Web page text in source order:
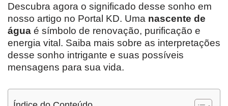
Descubra agora o significado desse sonho em
nosso artigo no Portal KD. Uma nascente de
água é símbolo de renovação, purificação e
energia vital. Saiba mais sobre as interpretações
desse sonho intrigante e suas possíveis
mensagens para sua vida.